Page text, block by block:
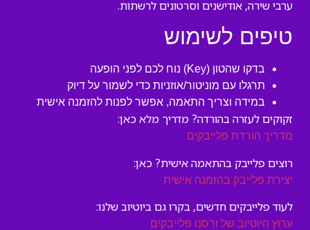
ערבי שירה, אודישנים וסרטונים לרשתות.
טיפים לשימוש
בדקו שהטון (Key) נוח לכם לפני הופעה
תרגלו עם מוניטור/אוזניות כדי לשמור על דיוק
במידה וצריך התאמה, אפשר לפנות להזמנה אישית
זקוקים לעזרה בהורדה? מדריך מלא כאן:
מדריך הורדת פלייבקים
רוצים פלייבק בהתאמה אישית? כאן:
יצירת פלייבק בהזמנה אישית
לעוד פלייבקים חדשים, בקרו גם ביוטיוב שלנו:
ערוץ היוטיוב של ורסנו פלייבקים